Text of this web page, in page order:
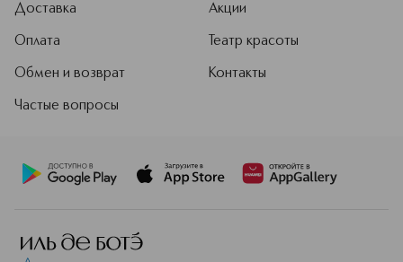
работать вместе: укреплять кожу,
эффективно замедлять появление
возрастных изменений.
Доставка
Оплата
Обмен и возврат
Частые вопросы
Акции
Театр красоты
Контакты